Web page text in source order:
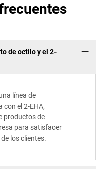
de octilo y el 2-
línea de
el 2-EHA,
productos de
para satisfacer
los clientes.